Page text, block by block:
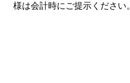
様は会計時にご提示ください